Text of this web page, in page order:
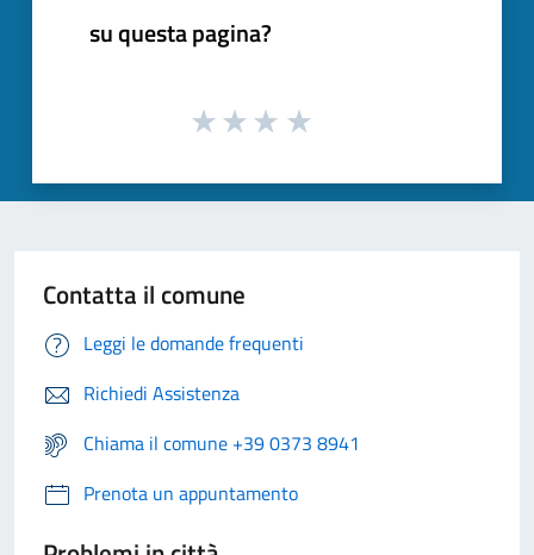
su questa pagina?
Contatta il comune
Leggi le domande frequenti
Richiedi Assistenza
Chiama il comune +39 0373 8941
Prenota un appuntamento